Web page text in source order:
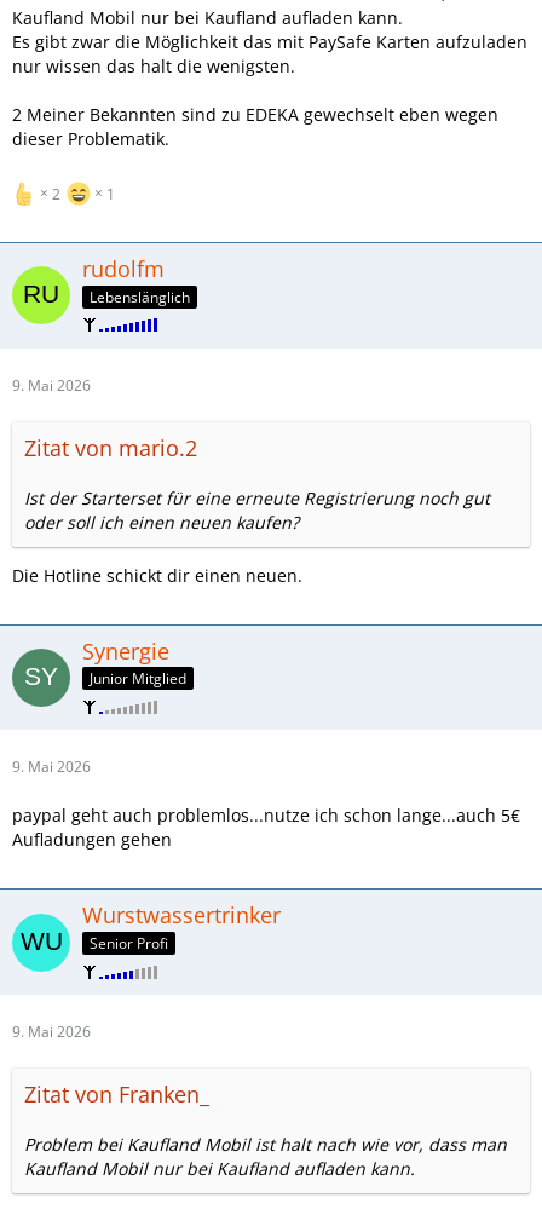
Kaufland Mobil nur bei Kaufland aufladen kann.
Es gibt zwar die Möglichkeit das mit PaySafe Karten aufzuladen
nur wissen das halt die wenigsten.
2 Meiner Bekannten sind zu EDEKA gewechselt eben wegen
dieser Problematik.
2 1
rudolfm
Lebenslänglich
9. Mai 2026
Zitat von mario.2
Ist der Starterset für eine erneute Registrierung noch gut
oder soll ich einen neuen kaufen?
Die Hotline schickt dir einen neuen.
Synergie
Junior Mitglied
9. Mai 2026
paypal geht auch problemlos...nutze ich schon lange...auch 5€
Aufladungen gehen
Wurstwassertrinker
Senior Profi
9. Mai 2026
Zitat von Franken_
Problem bei Kaufland Mobil ist halt nach wie vor, dass man
Kaufland Mobil nur bei Kaufland aufladen kann.